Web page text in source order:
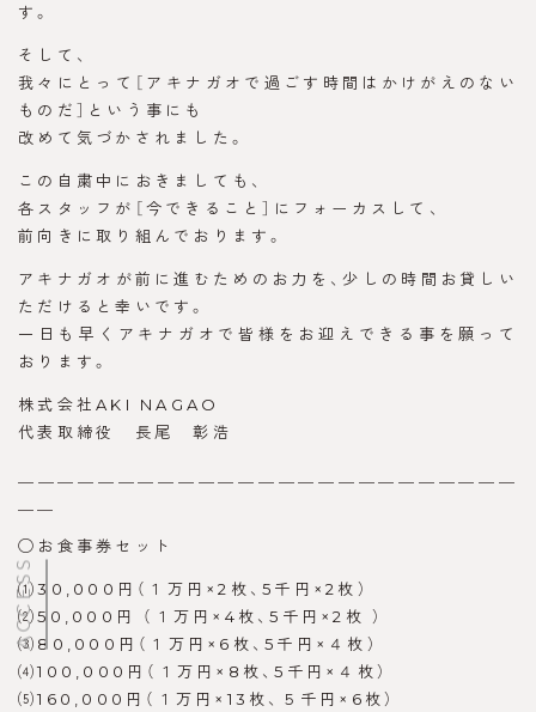
ACCESS
す。
そして、
我々にとって［アキナガオで過ごす時間はかけがえのない
ものだ］という事にも
改めて気づかされました。
この自粛中におきましても、
各スタッフが［今できること］にフォーカスして、
前向きに取り組んでおります。
アキナガオが前に進むためのお力を、少しの時間お貸しい
ただけると幸いです。
一日も早くアキナガオで皆様をお迎えできる事を願って
おります。
株式会社AKI NAGAO
代表取締役 長尾 彰浩
◯お食事券セット
⑴30,000円（１万円×2枚、5千円×2枚）
⑵50,000円 （１万円×4枚、5千円×2枚 ）
⑶80,000円（１万円×6枚、5千円×４枚）
⑷100,000円（１万円×8枚、5千円×４枚）
⑸160,000円（１万円×13枚、５千円×6枚）